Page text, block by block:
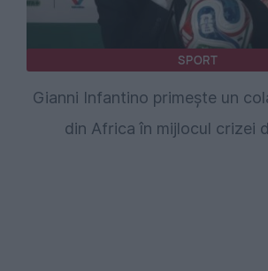
SPORT
Gianni Infantino primește un
din Africa în mijlocul crizei